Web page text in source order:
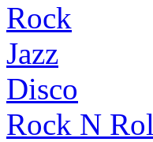
Rock
Jazz
Disco
Rock N